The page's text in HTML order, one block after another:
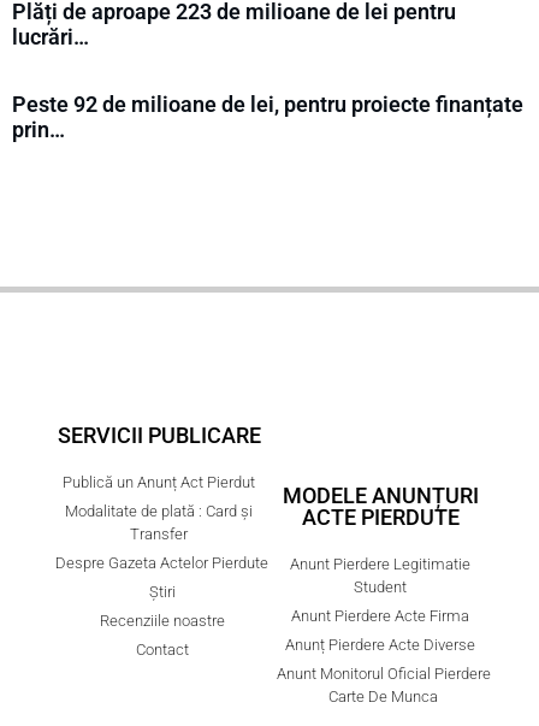
Plăți de aproape 223 de milioane de lei pentru
lucrări…
Peste 92 de milioane de lei, pentru proiecte finanțate
prin…
SERVICII PUBLICARE
Publică un Anunț Act Pierdut
Modalitate de plată : Card și
Transfer
Despre Gazeta Actelor Pierdute
Știri
Recenziile noastre
Contact
MODELE ANUNȚURI
ACTE PIERDUTE
Anunt Pierdere Legitimatie
Student
Anunt Pierdere Acte Firma
Anunț Pierdere Acte Diverse
Anunt Monitorul Oficial Pierdere
Carte De Munca